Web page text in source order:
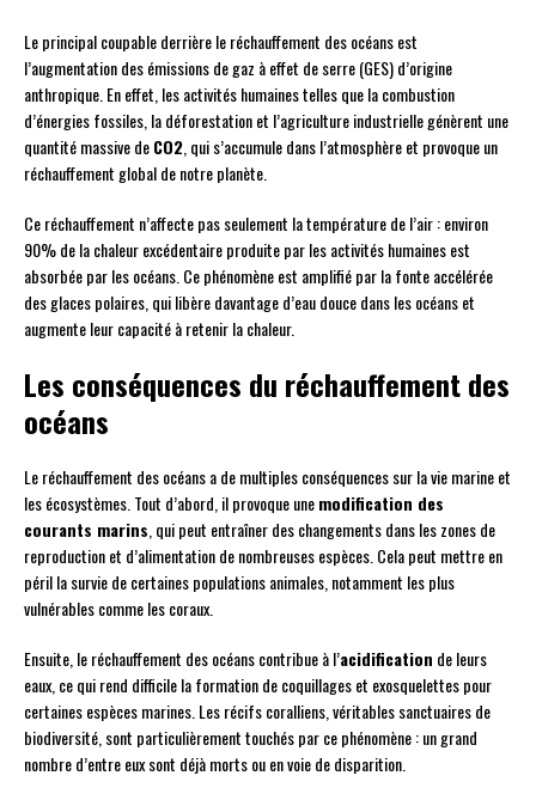
Le principal coupable derrière le réchauffement des océans est
l’augmentation des émissions de gaz à effet de serre (GES) d’origine
anthropique. En effet, les activités humaines telles que la combustion
d’énergies fossiles, la déforestation et l’agriculture industrielle génèrent une
quantité massive deCO2, qui s’accumule dans l’atmosphère et provoque un
réchauffement global de notre planète.
Ce réchauffement n’affecte pas seulement la température de l’air : environ
90% de la chaleur excédentaire produite par les activités humaines est
absorbée par les océans. Ce phénomène est amplifié par la fonte accélérée
des glaces polaires, qui libère davantage d’eau douce dans les océans et
augmente leur capacité à retenir la chaleur.
Les conséquences du réchauffement des
océans
Le réchauffement des océans a de multiples conséquences sur la vie marine et
les écosystèmes. Tout d’abord, il provoque unemodification des
courants marins, qui peut entraîner des changements dans les zones de
reproduction et d’alimentation de nombreuses espèces. Cela peut mettre en
péril la survie de certaines populations animales, notamment les plus
vulnérables comme les coraux.
Ensuite, le réchauffement des océans contribue à l’acidification de leurs
eaux, ce qui rend difficile la formation de coquillages et exosquelettes pour
certaines espèces marines. Les récifs coralliens, véritables sanctuaires de
biodiversité, sont particulièrement touchés par ce phénomène : un grand
nombre d’entre eux sont déjà morts ou en voie de disparition.